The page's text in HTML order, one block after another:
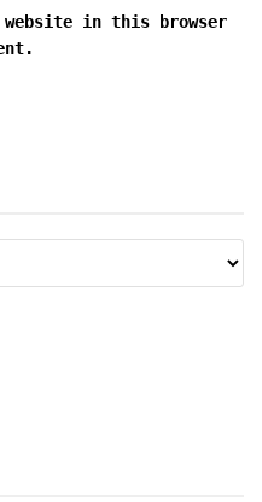
website in this browser